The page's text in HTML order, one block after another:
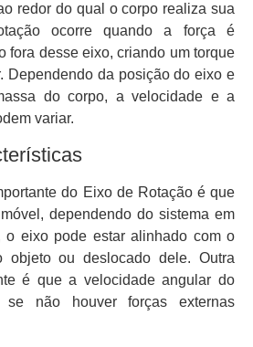
redor do qual o corpo realiza sua
ocorre quando a força é
fora desse eixo, criando um torque
Dependendo da posição do eixo e
do corpo, a velocidade e a
variar.
do Eixo de Rotação é que
dependendo do sistema em
o eixo pode estar alinhado com o
objeto ou deslocado dele. Outra
é que a velocidade angular do
se não houver forças externas